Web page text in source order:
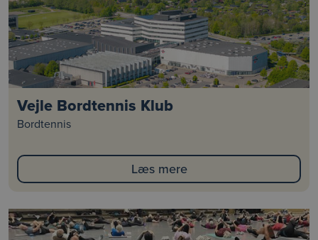
Vejle Bordtennis Klub
Bordtennis
Læs mere